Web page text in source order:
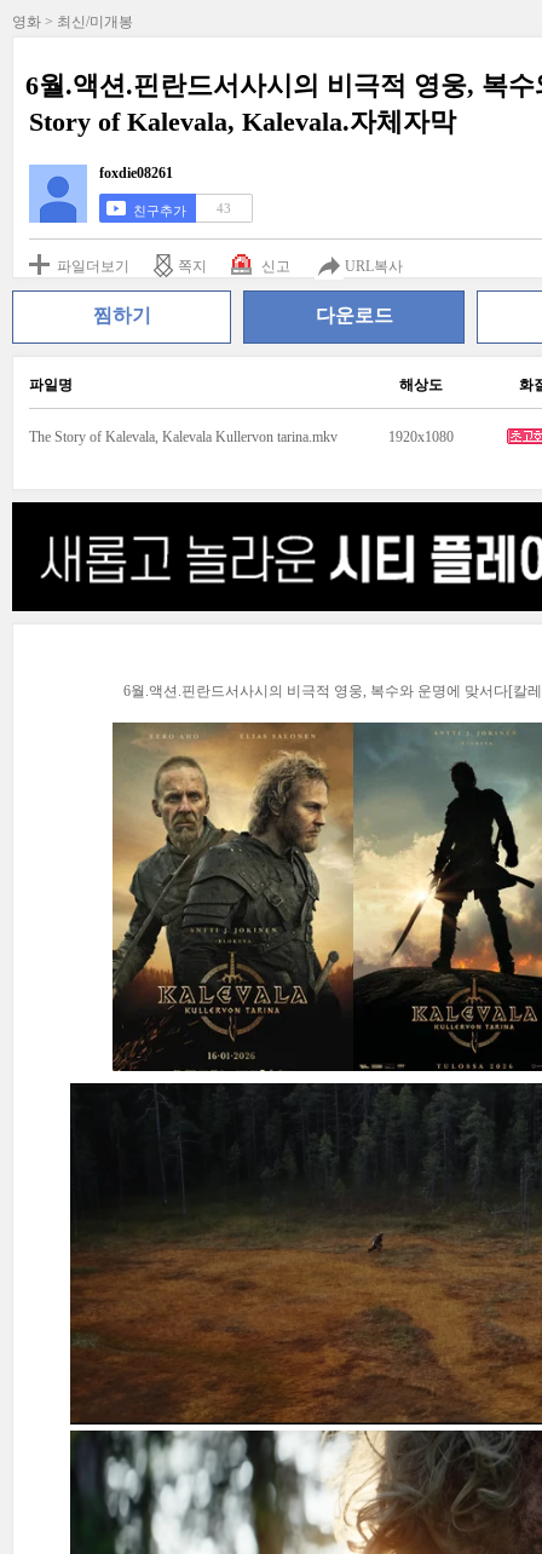
영화 > 최신/미개봉
6월.액션.핀란드서사시의 비극적 영웅, 복
Story of Kalevala, Kalevala.자체자막
foxdie08261
친구추가 43
파일더보기 쪽지 신고 URL복사
찜하기 다운로드
파일명 해상도 화
The Story of Kalevala, Kalevala Kullervon tarina.mkv 1920x1080
6월.액션.핀란드서사시의 비극적 영웅, 복수와 운명에 맞서다[칼레